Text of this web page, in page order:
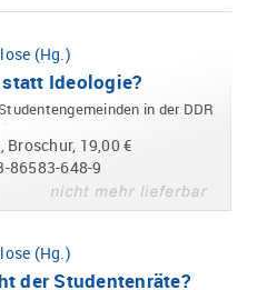
(Hg.)
Ideologie?
in der DDR
Broschur, 19,00 €
86583-648-9
(Hg.)
der Studentenräte?